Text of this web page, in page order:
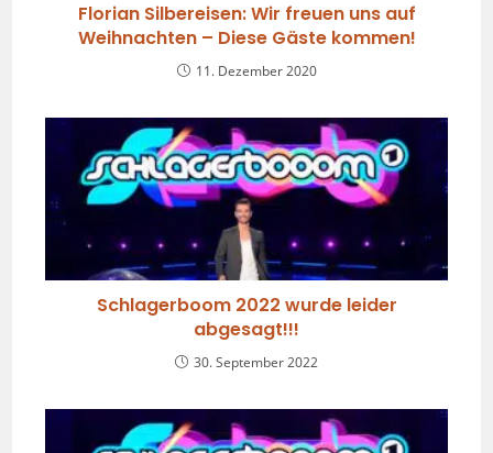
Florian Silbereisen: Wir freuen uns auf
Weihnachten – Diese Gäste kommen!
11. Dezember 2020
Schlagerboom 2022 wurde leider
abgesagt!!!
30. September 2022